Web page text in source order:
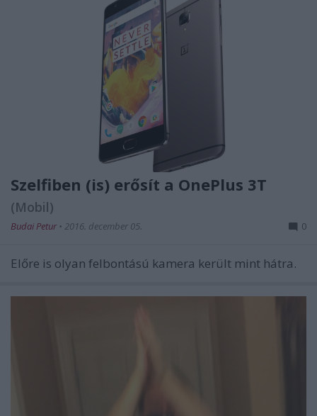
Szelfiben (is) erősít a OnePlus 3T
(Mobil)
Budai Petur • 2016. december 05. 0
Előre is olyan felbontású kamera került mint hátra.